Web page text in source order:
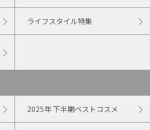
ライフスタイル特集
2025年 下半期ベストコスメ